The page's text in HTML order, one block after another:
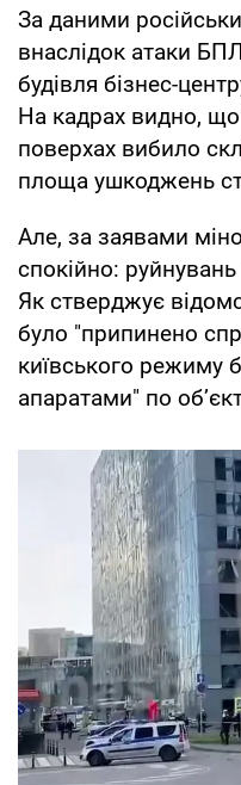
За даними
внаслідок атаки
будівля бізнес-
На кадрах видно,
поверхах вибило
площа ушкоджень
Але, за заявами
спокійно:
Як стверджує
було "припинено
київського режиму
апаратами" по